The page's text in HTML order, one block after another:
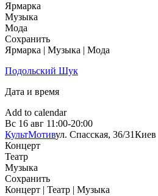
Ярмарка
Музыка
Мода
Сохранить
Ярмарка | Музыка | Мода
Подольский Шук
Дата и время
Add to calendar
Вс 16 авг 11:00-20:00
КультМотивул. Спасская, 36/31Киев
Концерт
Театр
Музыка
Сохранить
Концерт | Театр | Музыка